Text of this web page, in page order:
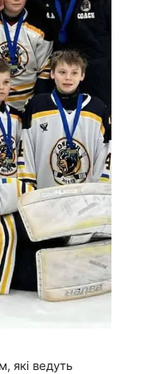
які ведуть